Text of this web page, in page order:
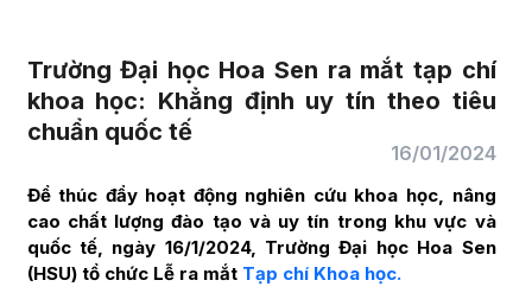
Trường Đại học Hoa Sen ra mắt tạp chí
khoa học: Khẳng định uy tín theo tiêu
chuẩn quốc tế
16/01/2024
Để thúc đẩy hoạt động nghiên cứu khoa học, nâng
cao chất lượng đào tạo và uy tín trong khu vực và
quốc tế, ngày 16/1/2024, Trường Đại học Hoa Sen
(HSU) tổ chức Lễ ra mắt Tạp chí Khoa học.